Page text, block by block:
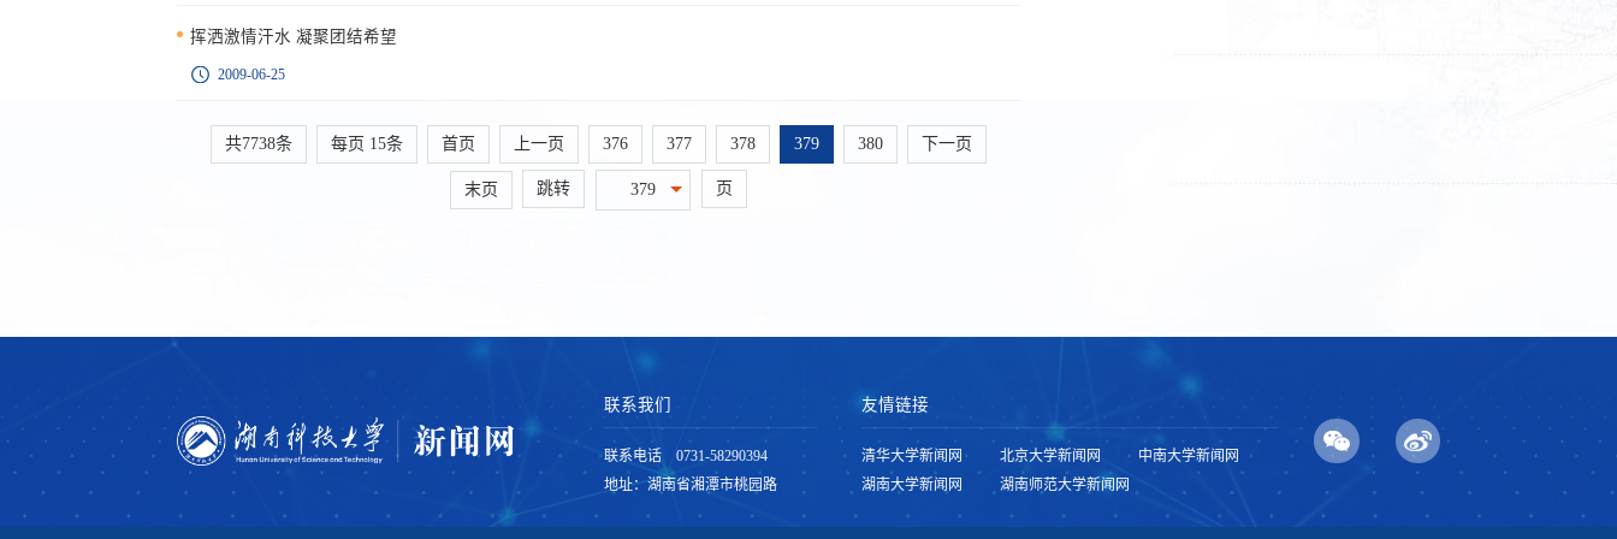
挥洒激情汗水 凝聚团结希望
2009-06-25
共7738条 每页 15条 首页 上一页 376 377 378 379 380 下一页
末页 跳转 379 页
联系我们
联系电话 0731-58290394
地址：湖南省湘潭市桃园路
友情链接
清华大学新闻网 北京大学新闻网
中南大学新闻网
湖南大学新闻网
湖南师范大学新闻网